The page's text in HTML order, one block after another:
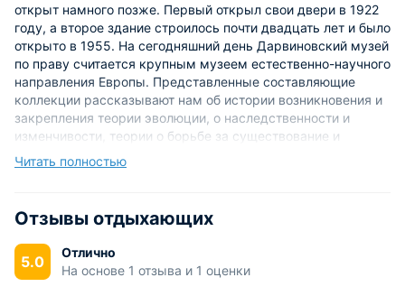
открыт намного позже. Первый открыл свои двери в 1922
году, а второе здание строилось почти двадцать лет и было
открыто в 1955. На сегодняшний день Дарвиновский музей
по праву считается крупным музеем естественно-научного
направления Европы. Представленные составляющие
коллекции рассказывают нам об истории возникновения и
закрепления теории эволюции, о наследственности и
изменчивости, теории о борьбе за существование и
естественном отборе, о разнообразии жизней на земле.
Восхитительную часть коллекции составляют: альбиносы и
вымерших акул, анималистическое искусство.
В залах музея имеются компьютеры, где можно найти
интересующую информацию о выставке, которая
проводится, так и о других местах. Также настроенные
Читать полностью
Отзывы отдыхающих
5.0
Отлично
На основе 1 отзыва и 1 оценки